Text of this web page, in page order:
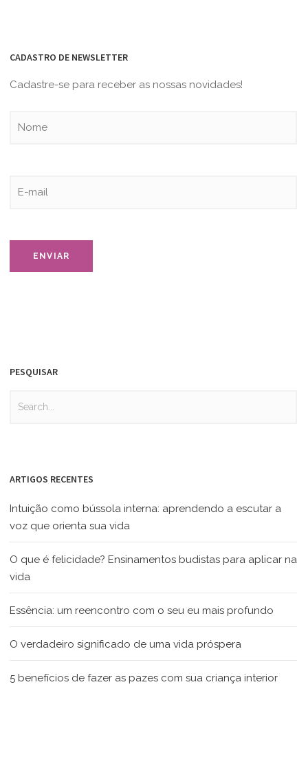
CADASTRO DE NEWSLETTER
Cadastre-se para receber as nossas novidades!
PESQUISAR
ARTIGOS RECENTES
Intuição como bússola interna: aprendendo a escutar a
voz que orienta sua vida
O que é felicidade? Ensinamentos budistas para aplicar na
vida
Essência: um reencontro com o seu eu mais profundo
O verdadeiro significado de uma vida próspera
5 benefícios de fazer as pazes com sua criança interior